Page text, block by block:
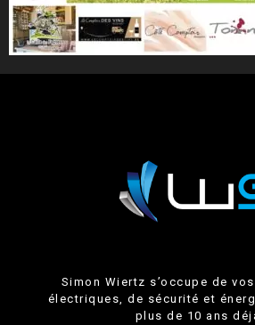
Simon Wiertz s’occupe de
électriques, de sécurité et
plus de 10 ans